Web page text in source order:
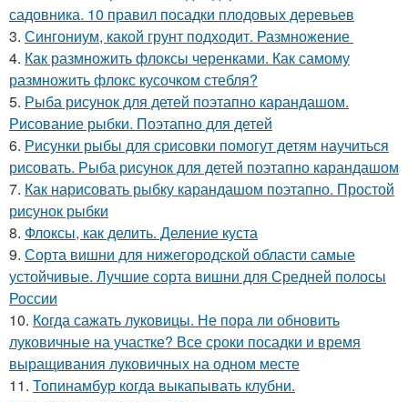
садовника. 10 правил посадки плодовых деревьев
3. Сингониум, какой грунт подходит. Размножение
4. Как размножить флоксы черенками. Как самому
размножить флокс кусочком стебля?
5. Рыба рисунок для детей поэтапно карандашом.
Рисование рыбки. Поэтапно для детей
6. Рисунки рыбы для срисовки помогут детям научиться
рисовать. Рыба рисунок для детей поэтапно карандашом
7. Как нарисовать рыбку карандашом поэтапно. Простой
рисунок рыбки
8. Флоксы, как делить. Деление куста
9. Сорта вишни для нижегородской области самые
устойчивые. Лучшие сорта вишни для Средней полосы
России
10. Когда сажать луковицы. Не пора ли обновить
луковичные на участке? Все сроки посадки и время
выращивания луковичных на одном месте
11. Топинамбур когда выкапывать клубни.